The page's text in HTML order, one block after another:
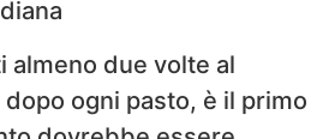
almeno due volte al
ogni pasto, è il primo